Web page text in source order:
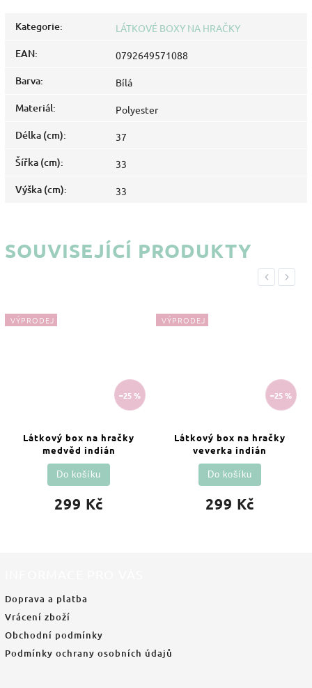
Kategorie: LÁTKOVÉ BOXY NA HRAČKY
EAN: 0792649571088
Barva: Bílá
Materiál: Polyester
Délka (cm): 37
Šířka (cm): 33
Výška (cm): 33
SOUVISEJÍCÍ PRODUKTY
Previous
VÝPRODEJ
–25 %
Látkový box na hračky
medvěd indián
299 Kč
Do košíku
VÝPRODEJ
–25 %
Látkový box na hračky
veverka indián
299 Kč
Do košíku
Next
Doprava a platba
Vrácení zboží
Obchodní podmínky
Podmínky ochrany osobních údajů